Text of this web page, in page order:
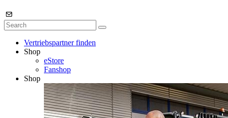
Vertriebspartner finden
Shop
eStore
Fanshop
Shop